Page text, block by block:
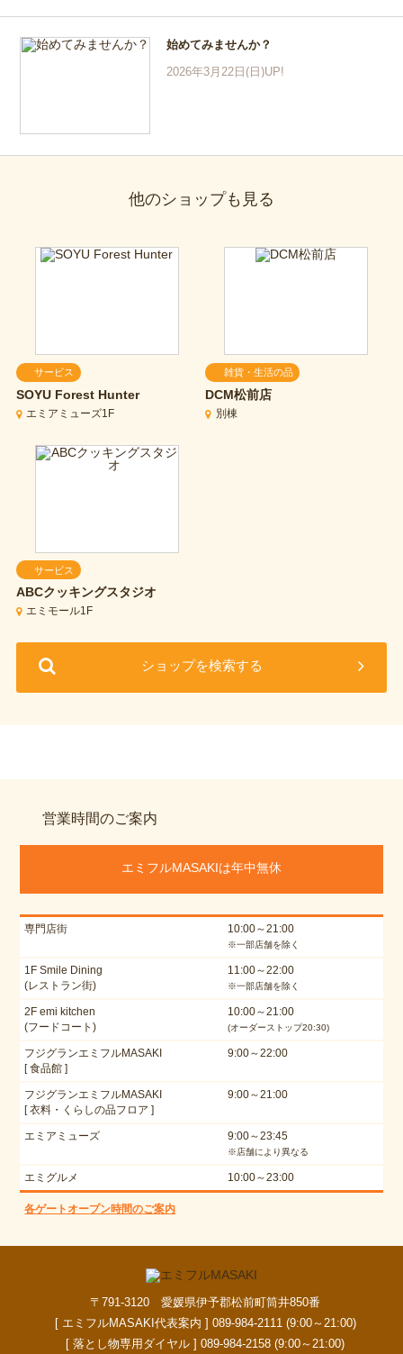
始めてみませんか？
2026年3月22日(日)UP!
他のショップも見る
サービス
SOYU Forest Hunter
エミアミューズ1F
雑貨・生活の品
DCM松前店
別棟
サービス
ABCクッキングスタジオ
エミモール1F
ショップを検索する
営業時間のご案内
エミフルMASAKIは年中無休
専門店街 10:00～21:00
※一部店舗を除く
1F Smile Dining
(レストラン街)
11:00～22:00
※一部店舗を除く
2F emi kitchen
(フードコート)
10:00～21:00
(オーダーストップ20:30)
フジグランエミフルMASAKI
[ 食品館 ]
9:00～22:00
フジグランエミフルMASAKI
[ 衣料・くらしの品フロア ]
9:00～21:00
エミアミューズ 9:00～23:45
※店舗により異なる
エミグルメ 10:00～23:00
各ゲートオープン時間のご案内
〒791-3120 愛媛県伊予郡松前町筒井850番
[ エミフルMASAKI代表案内 ] 089-984-2111 (9:00～21:00)
[ 落とし物専用ダイヤル ] 089-984-2158 (9:00～21:00)